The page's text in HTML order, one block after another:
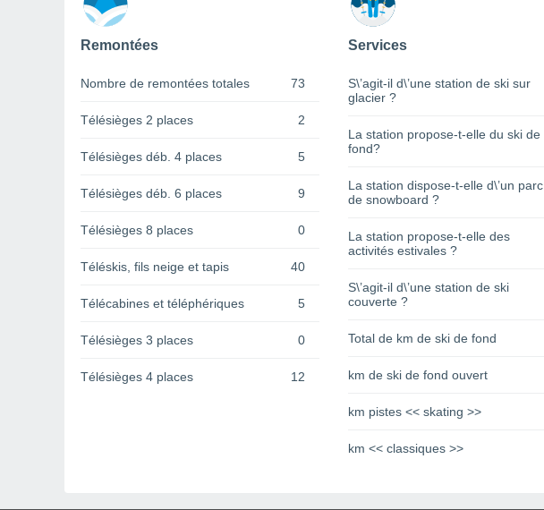
Remontées
Nombre de remontées totales 73
Télésièges 2 places 2
Télésièges déb. 4 places 5
Télésièges déb. 6 places 9
Télésièges 8 places 0
Téléskis, fils neige et tapis 40
Télécabines et téléphériques 5
Télésièges 3 places 0
Télésièges 4 places 12
Services
S\’agit-il d\’une station de ski sur
glacier ?
La station propose-t-elle du ski de
fond?
La station dispose-t-elle d\’un parc
de snowboard ?
La station propose-t-elle des
activités estivales ?
S\’agit-il d\’une station de ski
couverte ?
Total de km de ski de fond
km de ski de fond ouvert
km pistes << skating >>
km << classiques >>